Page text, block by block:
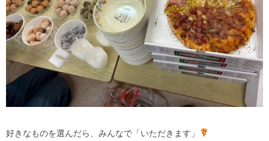
好きなものを選んだら、みんなで「いただきます」